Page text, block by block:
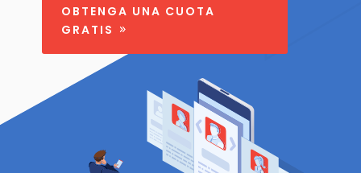
OBTENGA UNA CUOTA
GRATIS